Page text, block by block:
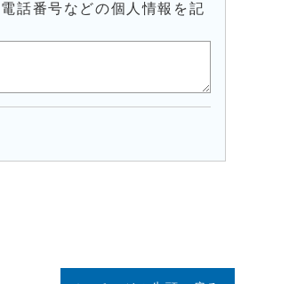
話番号などの個人情報を記